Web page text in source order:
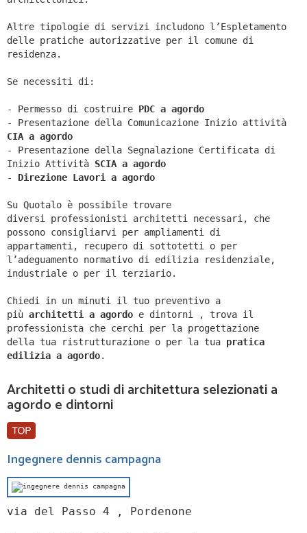
Altre tipologie di servizi includono l’Espletamento
delle pratiche autorizzative per il comune di
residenza.
Se necessiti di:
- Permesso di costruire PDC a agordo
- Presentazione della Comunicazione Inizio attività
CIA a agordo
- Presentazione della Segnalazione Certificata di
Inizio Attività SCIA a agordo
- Direzione Lavori a agordo
Su Quotalo è possibile trovare
diversi professionisti architetti necessari, che
possono consigliarvi per ampliamenti di
appartamenti, recupero di sottotetti o per
l’adeguamento normativo di edilizia residenziale,
industriale o per il terziario.
Chiedi in un minuti il tuo preventivo a
più architetti a agordo e dintorni ,
trova il
professionista che cerchi per la progettazione
della tua ristrutturazione o per la tua pratica
edilizia a agordo.
Architetti o studi di architettura selezionati a
agordo e dintorni
Ingegnere dennis campagna
via del Passo 4 , Pordenone